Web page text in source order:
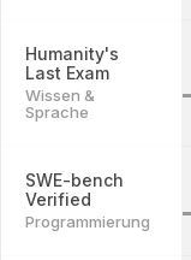
Humanity's
Last Exam
Wissen &
Sprache
SWE-bench
Verified
Programmierung